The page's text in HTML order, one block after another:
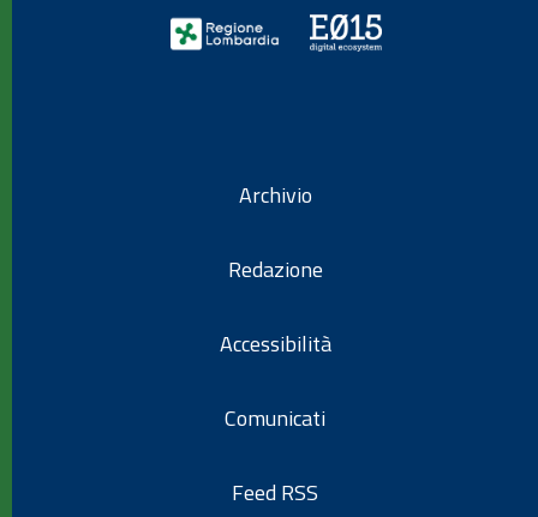
Archivio
Redazione
Accessibilità
Comunicati
Feed RSS